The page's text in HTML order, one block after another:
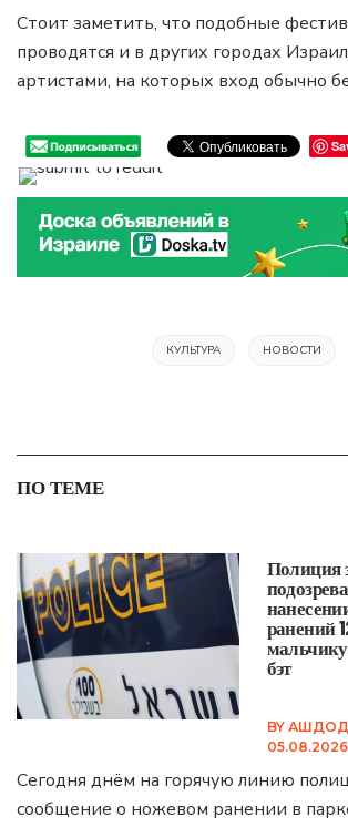
Стоит заметить, что подобные
проводятся и в других городах
артистами, на которых вход обычно
КУЛЬТУРА НОВОСТИ
ПО ТЕМЕ
Полиция
ранений
бэт
BY
05.08.2026
Сегодня днём на горячую линию
сообщение о ножевом ранении в